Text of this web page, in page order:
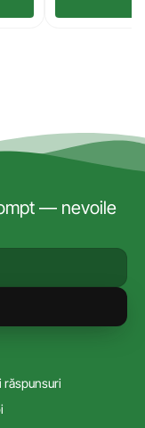
— nevoile
răspunsuri